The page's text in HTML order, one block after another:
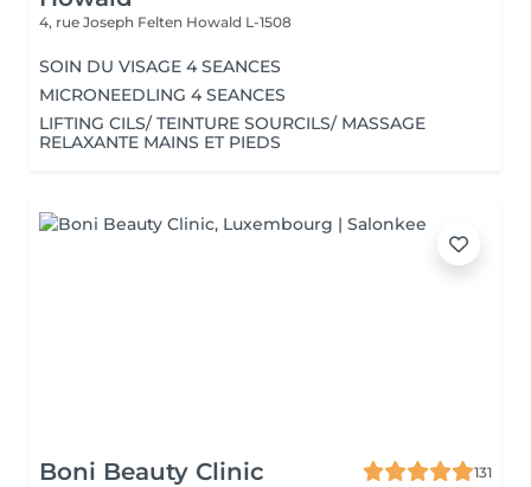
4, rue Joseph Felten Howald L-1508
SOIN DU VISAGE 4 SEANCES
MICRONEEDLING 4 SEANCES
LIFTING CILS/ TEINTURE SOURCILS/ MASSAGE
RELAXANTE MAINS ET PIEDS
Boni Beauty Clinic
131